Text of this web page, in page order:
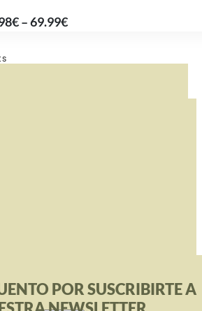
€–69.99€Price
POR SUSCRIBIRTE A